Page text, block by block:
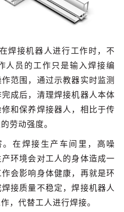
焊接机器人进行工作时，不
人员的工作只是输入焊接编
范围，通过示教器实时监测
成后，清理焊接机器人本体
和保养焊接器人，相比于传
劳动强度。
在焊接生产车间里，高噪
环境会对工人的身体造成一
会影响身体健康，再就是环
接质量不稳定，焊接机器人
，代替工人进行焊接。